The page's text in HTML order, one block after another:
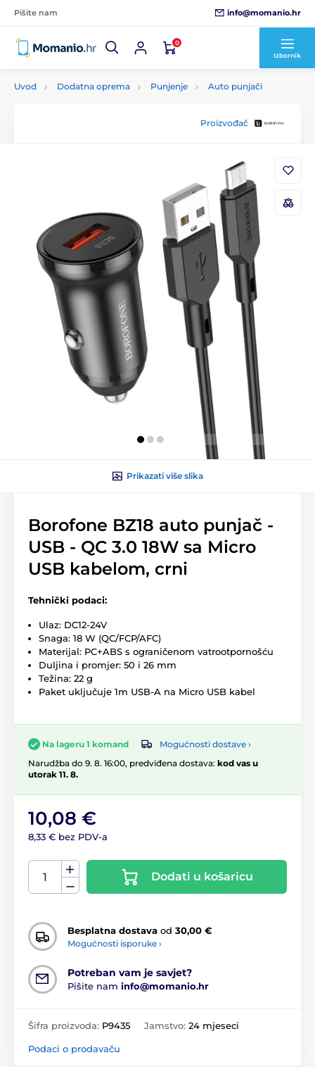
Pišite nam info@momanio.hr
0
Izbornik
Uvod Dodatna oprema Punjenje Auto punjači
Proizvođač
Prikazati više slika
Borofone BZ18 auto punjač -
USB - QC 3.0 18W sa Micro
USB kabelom, crni
Tehnički podaci:
Ulaz: DC12-24V
Snaga: 18 W (QC/FCP/AFC)
Materijal: PC+ABS s ograničenom vatrootpornošću
Duljina i promjer: 50 i 26 mm
Težina: 22 g
Paket uključuje 1m USB-A na Micro USB kabel
Na lageru 1 komand
Mogućnosti dostave ›
Narudžba do 9. 8. 16:00, predviđena dostava: kod vas u
utorak 11. 8.
10,08 €
8,33 € bez PDV-a
Dodati u košaricu
Besplatna dostava od 30,00 €
Mogućnosti isporuke ›
Potreban vam je savjet?
Pišite nam info@momanio.hr
Šifra proizvoda: P9435 Jamstvo: 24 mjeseci
Podaci o prodavaču